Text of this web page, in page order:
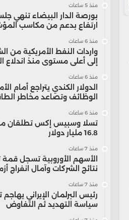
منذ 5 ساعات
بورصة الدار البيضاء تنهي
ارتفاع بدعم من مكاسب
منذ 6 ساعات
واردات النفط الأمريكية من
إلى أعلى مستوى منذ اندلاع
منذ 6 ساعات
الدولار الكندي يتراجع أمام
الوظائف وتصاعد مخاطر
منذ 6 ساعات
تسلا وسبيس إكس تطلقان
16.8 مليار دولار
منذ 7 ساعات
الأسهم الأوروبية تسجل قمة
نتائج الشركات وآمال انفراج
منذ 7 ساعات
رئيس البرلمان الإيراني
سياسة التهديد ثم التفاوض